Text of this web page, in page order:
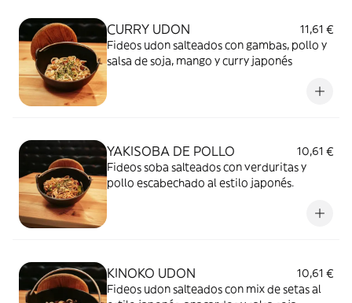
CURRY UDON
11,61 €
Fideos udon salteados con gambas, pollo y
salsa de soja, mango y curry japonés
YAKISOBA DE POLLO
10,61 €
Fideos soba salteados con verduritas y
pollo escabechado al estilo japonés.
KINOKO UDON
10,61 €
Fideos udon salteados con mix de setas al